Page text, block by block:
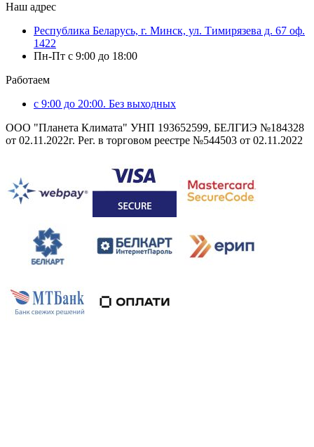
Наш адрес
Республика Беларусь, г. Минск, ул. Тимирязева д. 67 оф.
1422
Пн-Пт с 9:00 до 18:00
Работаем
с 9:00 до 20:00. Без выходных
ООО "Планета Климата" УНП 193652599, БЕЛГИЭ №184328
от 02.11.2022г. Рег. в торговом реестре №544503 от 02.11.2022